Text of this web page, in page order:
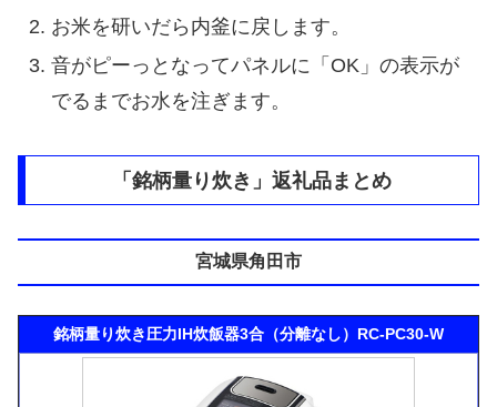
お米を研いだら内釜に戻します。
音がピーっとなってパネルに「OK」の表示が
でるまでお水を注ぎます。
「銘柄量り炊き」返礼品まとめ
宮城県角田市
銘柄量り炊き圧力IH炊飯器3合（分離なし）RC-PC30-W